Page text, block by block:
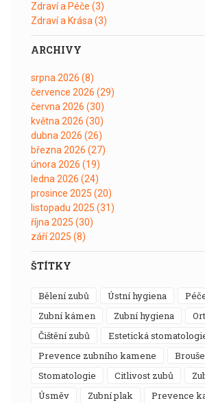
Zdraví a Péče (3)
Zdraví a Krása(3)
ARCHIVY
srpna 2026 (8)
července 2026 (29)
června 2026 (30)
května 2026 (30)
dubna 2026 (26)
března 2026 (27)
února 2026 (19)
ledna 2026 (24)
prosince 2025 (20)
listopadu 2025 (31)
října 2025 (30)
září 2025 (8)
ŠTÍTKY
bělení zubů ústní hygiena
zubní kámen
zubní hygiena
čištění zubů
estetická
prevence zubního kamene
stomatologie
citlivost zubů
úsměv
zubní plak
prevence